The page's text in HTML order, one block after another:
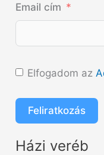
Email cím
Elfogadom az
Feliratkozás
Házi veréb